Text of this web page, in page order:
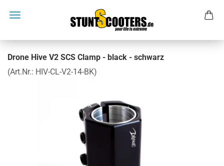
Drone Hive V2 SCS Clamp - black - schwarz
(Art.Nr.: HIV-CL-V2-14-BK)